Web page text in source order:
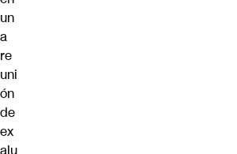
un
a
re
uni
ón
de
ex
alu